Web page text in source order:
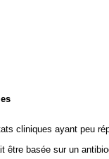
cliniques ayant peu
être basée sur un